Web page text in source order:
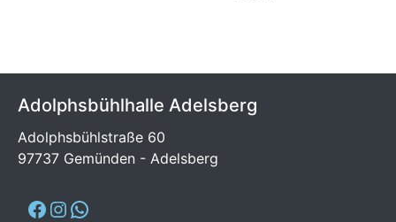
Adolphsbühlhalle Adelsberg
Adolphsbühlstraße 60
97737 Gemünden - Adelsberg